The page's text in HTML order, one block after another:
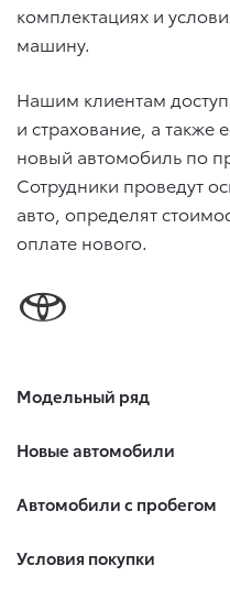
комплектациях и
машину.
Нашим клиентам
и страхование, а также
новый автомобиль по
Сотрудники проведут
авто, определят
оплате нового.
Модельный ряд
Новые автомобили
Автомобили с пробегом
Условия покупки